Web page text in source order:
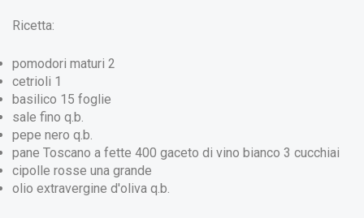
Ricetta:
pomodori maturi 2
cetrioli 1
basilico 15 foglie
sale fino q.b.
pepe nero q.b.
pane Toscano a fette 400 gaceto di vino bianco 3 cucchiai
cipolle rosse una grande
olio extravergine d'oliva q.b.